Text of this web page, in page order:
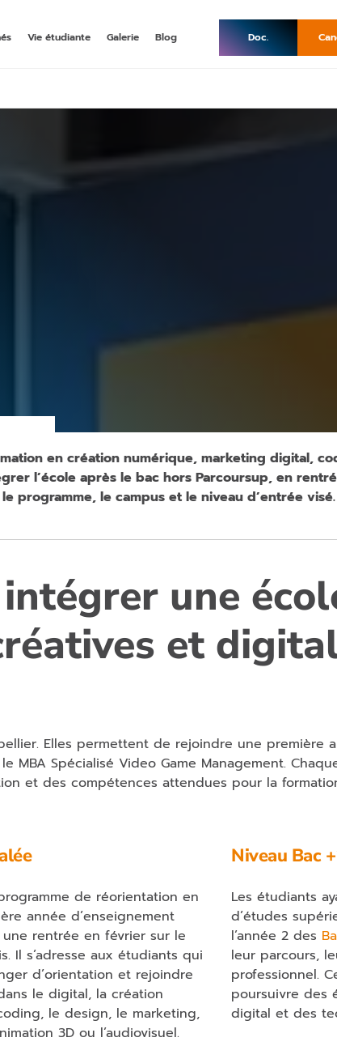
Vie étudiante Galerie Blog Doc.
en création numérique, marketing digital,
l’école après le bac hors Parcoursup, en
programme, le campus et le niveau d’entrée visé.
une
et
Elles permettent de rejoindre une première
MBA Spécialisé Video Game Management.
et des compétences attendues pour la
de réorientation en
année d’enseignement
une rentrée en février sur le
Il s’adresse aux étudiants qui
d’orientation et rejoindre
le digital, la création
le design, le marketing,
3D ou l’audiovisuel.
Niveau Bac
Les étudiants
d’études
l’année 2 des
leur parcours,
professionnel.
poursuivre des
digital et des